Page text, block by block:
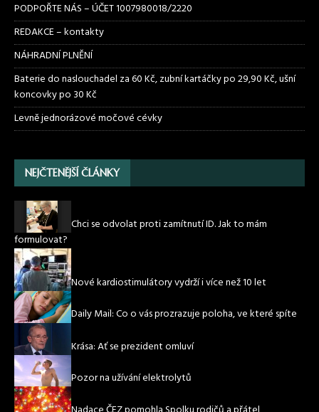
PODPOŘTE NÁS – ÚČET 1007980018/2220
REDAKCE – kontakty
NÁHRADNÍ PLNĚNÍ
Baterie do naslouchadel za 60 Kč, zubní kartáčky po 29,90 Kč, ušní
koncovky po 30 Kč
Levně jednorázové močové cévky
NEJČTENĚJŠÍ ČLÁNKY
Chci se odvolat proti zamítnutí ID. Jak to mám
formulovat?
Nové kardiostimulátory vydrží i více než 10 let
Daily Mail: Co o vás prozrazuje poloha, ve které spíte
Krása: Ať se prezident omluví
Pozor na užívání elektrolytů